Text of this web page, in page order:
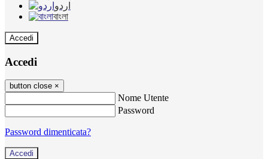
اردو
বাংলা
Accedi
Accedi
button close ×
Nome Utente
Password
Password dimenticata?